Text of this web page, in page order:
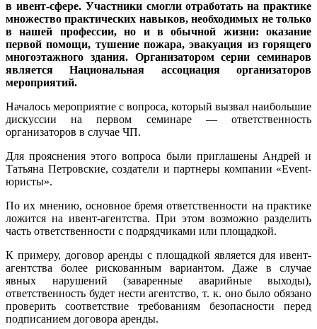
в ивент-сфере. Участники смогли отработать на практике
множество практических навыков, необходимых не только
в нашей профессии, но и в обычной жизни: оказание
первой помощи, тушение пожара, эвакуация из горящего
многоэтажного здания. Организатором серии семинаров
является Национальная ассоциация организаторов
мероприятий.
Началось мероприятие с вопроса, который вызвал наибольшие
дискуссии на первом семинаре — ответственность
организаторов в случае ЧП.
Для прояснения этого вопроса были приглашены Андрей и
Татьяна Петровские, создатели и партнеры компании «Event-
юристы».
По их мнению, основное бремя ответственности на практике
ложится на ивент-агентства. При этом возможно разделить
часть ответственности с подрядчиками или площадкой.
К примеру, договор аренды с площадкой является для ивент-
агентства более рискованным вариантом. Даже в случае
явных нарушений (заваренные аварийные выходы),
ответственность будет нести агентство, т. к. оно было обязано
проверить соответствие требованиям безопасности перед
подписанием договора аренды.